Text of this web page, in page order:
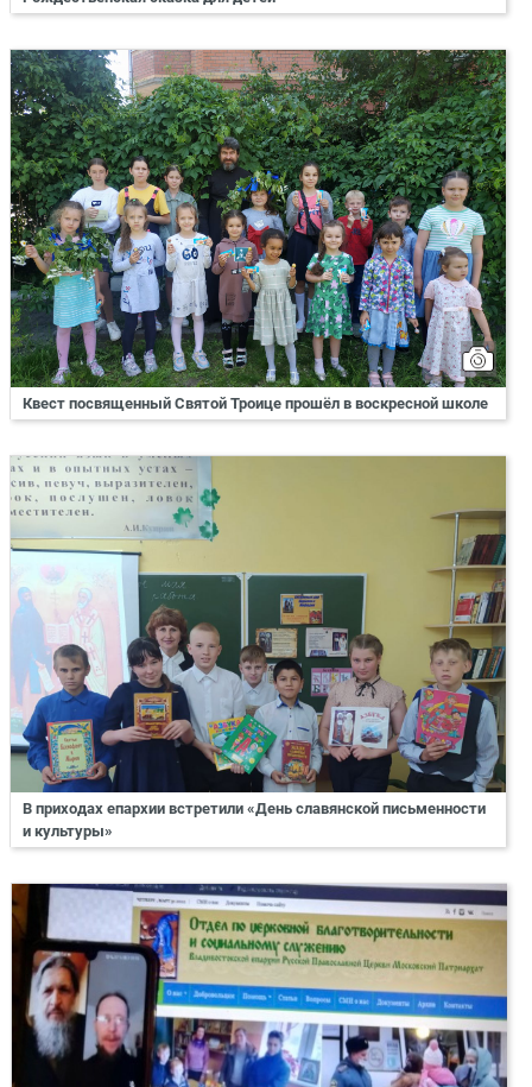
Квест посвященный Святой Троице прошёл в воскресной школе
В приходах епархии встретили «День славянской письменности
и культуры»